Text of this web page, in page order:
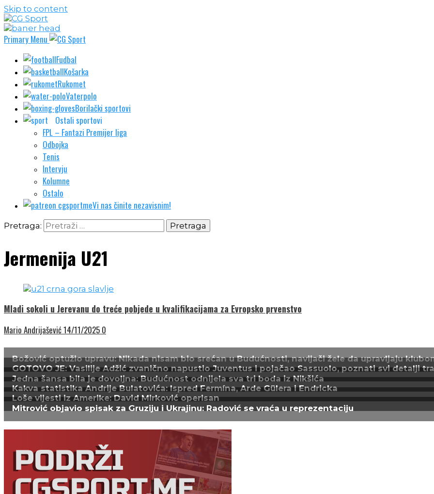
Skip to content
Primary Menu
Fudbal
Košarka
Rukomet
Vaterpolo
Borilački sportovi
Ostali sportovi
FPL – Fantazi Premijer liga
Odbojka
Tenis
Intervju
Kolumne
Ostalo
Vi nas činite nezavisnim!
Pretraga:
Jermenija U21
Mladi sokoli u Jerevanu do treće pobjede u kvalifikacijama za Evropsko prvenstvo
Mario Andrijašević14/11/2025 0
Božović optužio upravu: Nikada nisam bio srećan u Budućnosti, navijači žele da upravljaju
GOTOVO JE: Vasilije Adžić zvanično napustio Juventus i pojačao Sassuolo, poznati svi detalji
Jedna šansa bila je dovoljna: Budućnost odnijela sva tri boda iz Nikšića
Kakva statistika Andrije Bulatovića: Ispred Fermína, Arde Gülera i Endricka
Loše vijesti iz Amerike: David Mirković operisan
Mitrović objavio spisak za Gruziju i Ukrajinu: Radović se vraća u reprezentaciju